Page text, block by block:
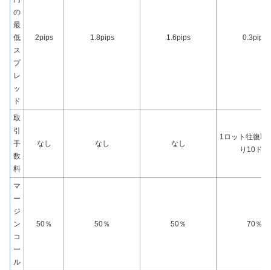
の
最
低
ス
プ
レ
ッ
ド
2pips 1.8pips 1.6pips 0.3pips
取
引
手
数
料
なし なし なし
1ロット往復取
り10ドル
マ
ー
ジ
ン
コ
ー
ル
50％ 50％ 50％ 70％